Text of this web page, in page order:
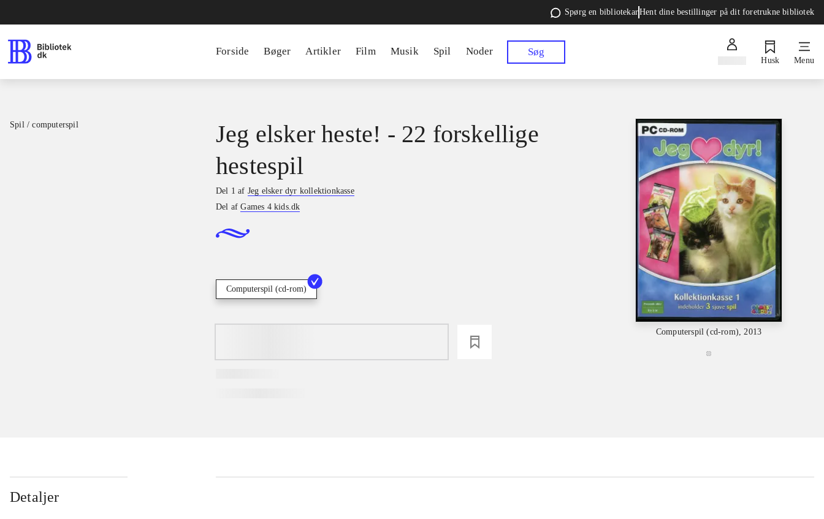
Spørg en bibliotekarHent dine bestillinger på dit foretrukne bibliotek
Forside Bøger Artikler Film Musik Spil Noder Søg
Husk Menu
Spil / computerspil
Computerspil (cd-rom), 2013
Jeg elsker heste! - 22 forskellige
hestespil
Del 1 af Jeg elsker dyr kollektionkasse
Del afGames 4 kids.dk
Computerspil (cd-rom)
Detaljer